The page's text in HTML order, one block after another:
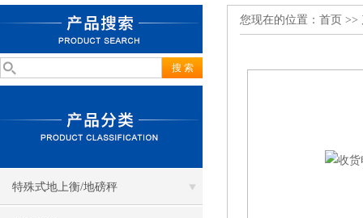
特殊式地上衡/地磅秤
您现在的位置： 首页 >>